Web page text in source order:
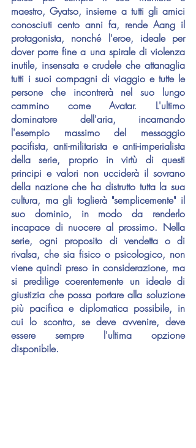
maestro, Gyatso, insieme a tutti gli amici
conosciuti cento anni fa, rende Aang il
protagonista, nonché l'eroe, ideale per
dover porre fine a una spirale di violenza
inutile, insensata e crudele che attanaglia
tutti i suoi compagni di viaggio e tutte le
persone che incontrerà nel suo lungo
cammino come Avatar. L'ultimo
dominatore dell'aria, incarnando
l'esempio massimo del messaggio
pacifista, anti-militarista e anti-imperialista
della serie, proprio in virtù di questi
principi e valori non ucciderà il sovrano
della nazione che ha distrutto tutta la sua
cultura, ma gli toglierà "semplicemente" il
suo dominio, in modo da renderlo
incapace di nuocere al prossimo. Nella
serie, ogni proposito di vendetta o di
rivalsa, che sia fisico o psicologico, non
viene quindi preso in considerazione, ma
si predilige coerentemente un ideale di
giustizia che possa portare alla soluzione
più pacifica e diplomatica possibile, in
cui lo scontro, se deve avvenire, deve
essere sempre l'ultima opzione
disponibile.